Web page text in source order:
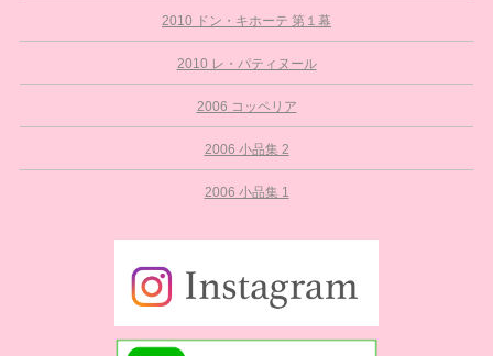
2010 ドン・キホーテ 第１幕
2010 レ・パティヌール
2006 コッペリア
2006 小品集 2
2006 小品集 1